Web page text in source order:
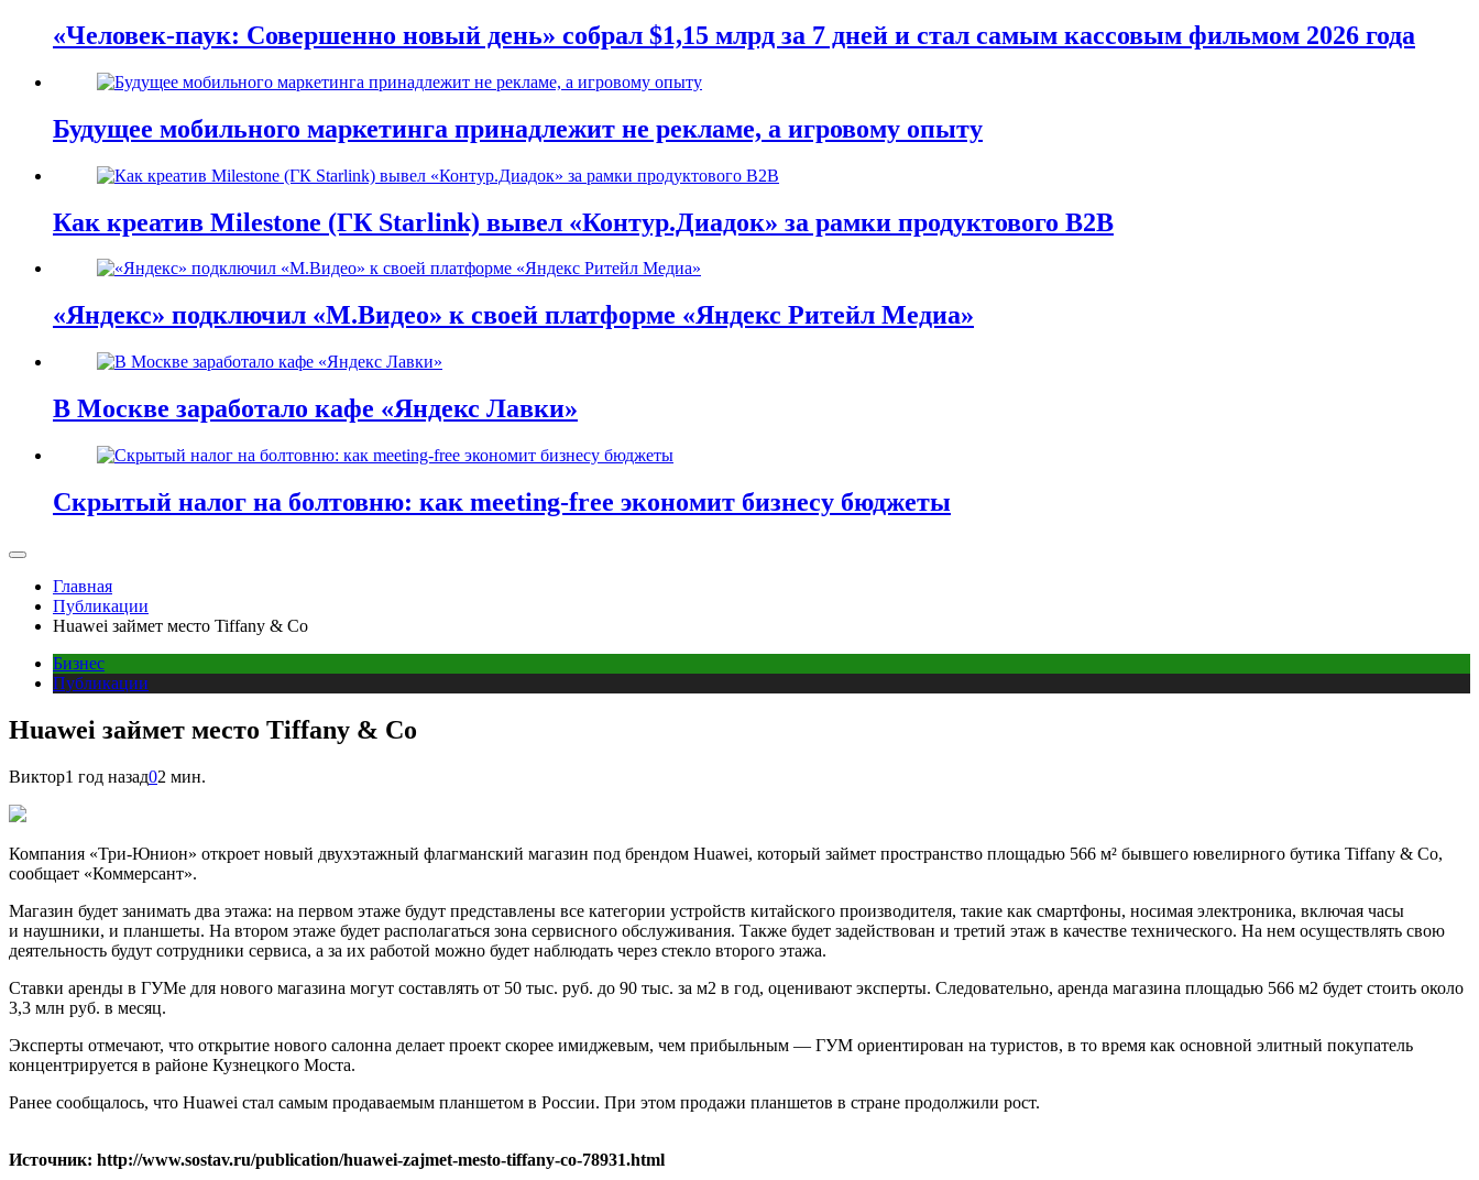
«Человек-паук: Совершенно новый день» собрал $1,15 млрд за 7 дней и стал самым кассовым фильмом 2026 года
Будущее мобильного маркетинга принадлежит не рекламе, а игровому опыту
Как креатив Milestone (ГК Starlink) вывел «Контур.Диадок» за рамки продуктового B2B
«Яндекс» подключил «М.Видео» к своей платформе «Яндекс Ритейл Медиа»
В Москве заработало кафе «Яндекс Лавки»
Скрытый налог на болтовню: как meeting-free экономит бизнесу бюджеты
Главная
Публикации
Huawei займет место Tiffany & Co
Бизнес
Публикации
Huawei займет место Tiffany & Co
Виктор1 год назад02 мин.
Компания «Три-Юнион» откроет новый двухэтажный флагманский магазин под брендом Huawei, который займет пространство площадью 566 м² бывшего ювелирного бутика Tiffany & Co,
сообщает «Коммерсант».
Магазин будет занимать два этажа: на первом этаже будут представлены все категории устройств китайского производителя, такие как смартфоны, носимая электроника, включая часы
и наушники, и планшеты. На втором этаже будет располагаться зона сервисного обслуживания. Также будет задействован и третий этаж в качестве технического. На нем осуществлять свою
деятельность будут сотрудники сервиса, а за их работой можно будет наблюдать через стекло второго этажа.
Cтавки аренды в ГУМе для нового магазина могут составлять от 50 тыс. руб. до 90 тыс. за м2 в год, оценивают эксперты. Следовательно, аренда магазина площадью 566 м2 будет стоить около
3,3 млн руб. в месяц.
Эксперты отмечают, что открытие нового салонна делает проект скорее имиджевым, чем прибыльным — ГУМ ориентирован на туристов, в то время как основной элитный покупатель
концентрируется в районе Кузнецкого Моста.
Ранее сообщалось, что Huawei стал самым продаваемым планшетом в России. При этом продажи планшетов в стране продолжили рост.
Источник: http://www.sostav.ru/publication/huawei-zajmet-mesto-tiffany-co-78931.html